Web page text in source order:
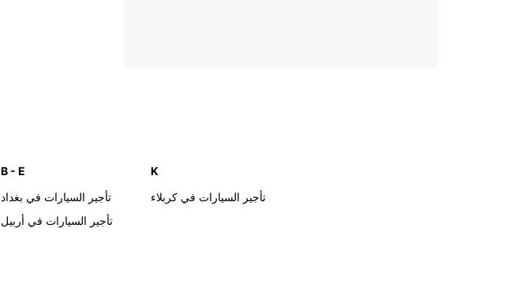
B - E
تأجير السيارات في بغداد
تأجير السيارات في أربيل
K
تأجير السيارات في كربلاء